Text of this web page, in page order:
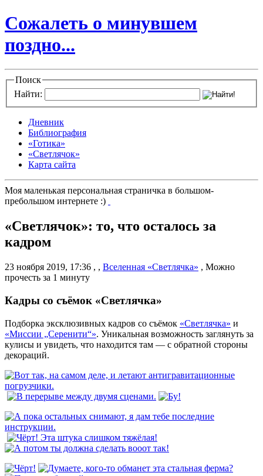
Сожалеть о минувшем
поздно...
Поиск
Найти:
Дневник
Библиография
«Готика»
«Светлячок»
Карта сайта
Моя маленькая персональная страничка в большом-
пребольшом интернете :)
«Светлячок»: то, что осталось за
кадром
23 ноября 2019, 17:36 , , Вселенная «Светлячка» , Можно
прочесть за 1 минуту
Кадры со съёмок «Светлячка»
Подборка эксклюзивных кадров со съёмок «Светлячка» и
«Миссии „Серенити“». Уникальная возможность заглянуть за
кулисы и увидеть, что находится там — с обратной стороны
декораций.